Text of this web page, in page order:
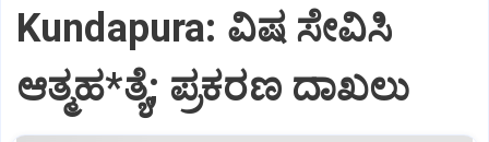
Kundapura: ವಿಷ ಸೇವಿಸಿ
ಆತ್ಮಹ*ತ್ಯೆ; ಪ್ರಕರಣ ದಾಖಲು